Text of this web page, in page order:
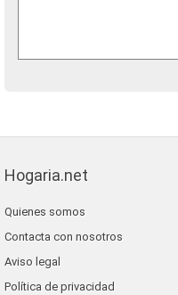
Hogaria.net
Quienes somos
Contacta con nosotros
Aviso legal
Política de privacidad